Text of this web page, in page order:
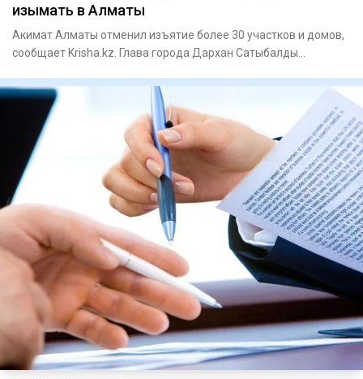
изымать в Алматы
Акимат Алматы отменил изъятие более 30 участков и домов,
сообщает Krisha.kz. Глава города Дархан Сатыбалды